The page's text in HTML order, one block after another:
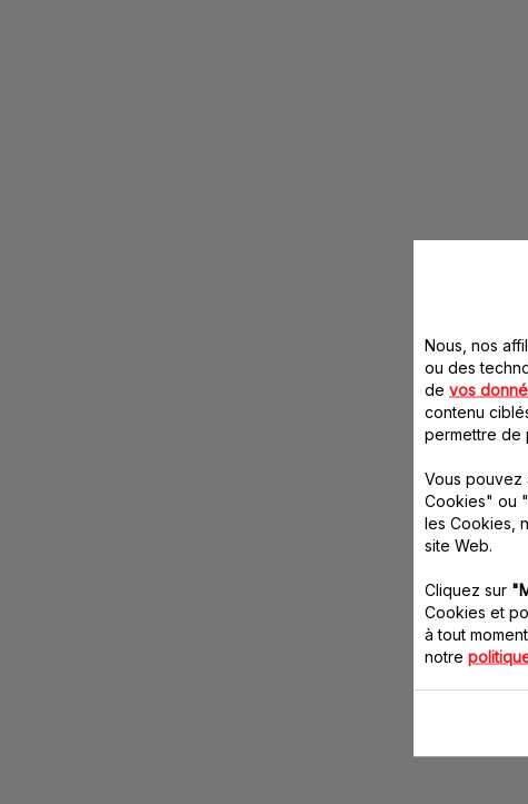
Nous, nos
ou des
de vos
contenu
permettre de
Vous pouvez
Cookies" ou
les Cookies,
site Web.
Cliquez sur
Cookies et
à tout moment
notre